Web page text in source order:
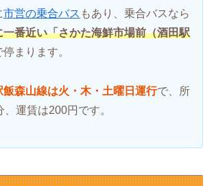
市営の乗合バス もあり、乗合バスなら
番近い「さかた海鮮市場前（酒田駅
停まります。
飯森山線は火・木・土曜日運行で、所
運賃は200円です。